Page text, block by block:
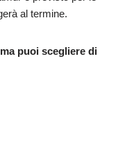
al termine.
puoi scegliere di